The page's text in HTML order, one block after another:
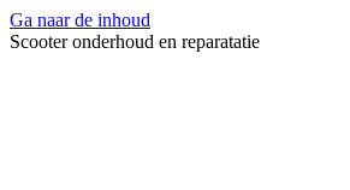
Ga naar de inhoud
Scooter onderhoud en reparatatie